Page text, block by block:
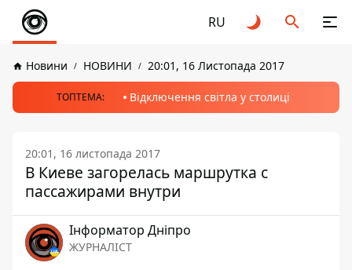
RU
Новини НОВИНИ 20:01, 16 Листопада 2017
ТОПТЕМА: Відключення світла у столиці
20:01, 16 листопада 2017
В Киеве загорелась маршрутка с
пассажирами внутри
Інформатор Дніпро
ЖУРНАЛІСТ